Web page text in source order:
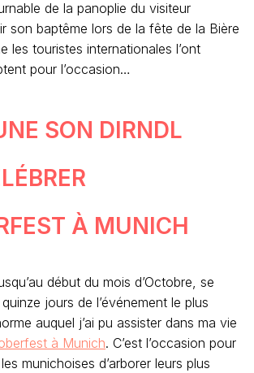
de la panoplie du visiteur
son baptême lors de la fête de la Bière
les touristes internationales l’ont
pour l’occasion…
SON DIRNDL
À MUNICH
début du mois d’Octobre, se
jours de l’événement le plus
auquel j’ai pu assister dans ma vie
à Munich. C’est l’occasion pour
munichoises d’arborer leurs plus